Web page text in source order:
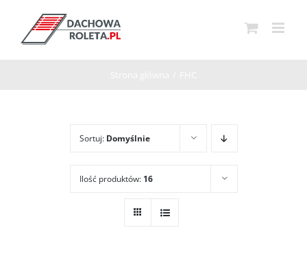
zawartości
Sortuj: Domyślnie
Ilość produktów: 16